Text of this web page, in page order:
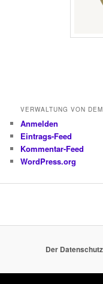
VERWALTUNG VON
Anmelden
Eintrags-Feed
Kommentar-Feed
WordPress.org
Der Datenschutz